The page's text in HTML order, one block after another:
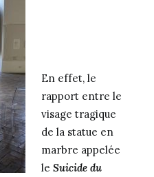
En effet, le
rapport entre le
visage tragique
de la statue en
marbre appelée
le Suicide du